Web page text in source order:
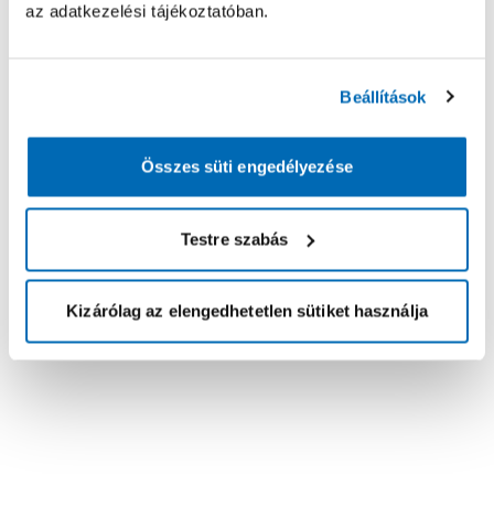
az adatkezelési tájékoztatóban.
Beállítások
Összes süti engedélyezése
Testre szabás
Kizárólag az elengedhetetlen sütiket használja